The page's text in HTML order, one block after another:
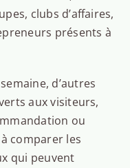
clubs d’affaires,
présents à
d’autres
aux visiteurs,
ou
comparer les
qui peuvent